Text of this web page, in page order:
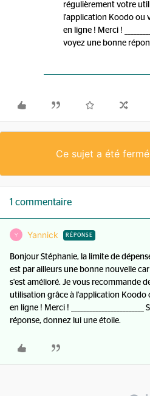
régulièrement votre
l'application Koodo ou
en ligne ! Merci !
voyez une bonne
Ce sujet a été
1 commentaire
Y Yannick RÉPONSE
Bonjour Stéphanie, la limite de
est par ailleurs une bonne nouvelle
s'est amélioré. Je vous recommande
utilisation grâce à l'application Koodo
en ligne ! Merci !
réponse, donnez lui une étoile.